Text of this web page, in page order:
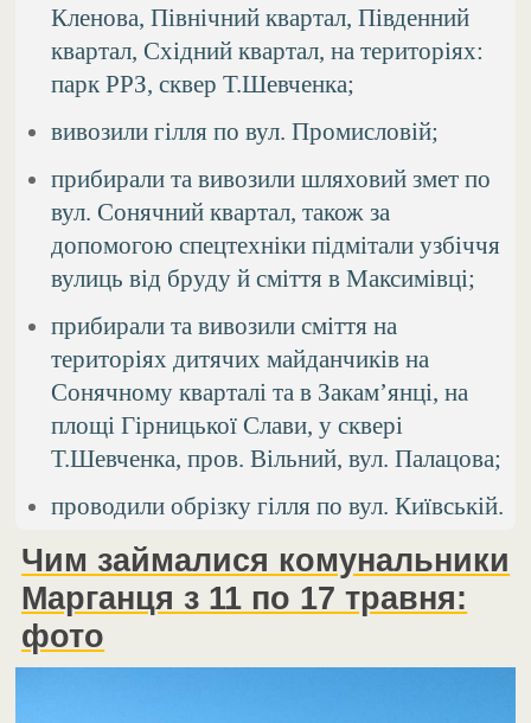
Кленова, Північний квартал, Південний
квартал, Східний квартал, на територіях:
парк РРЗ, сквер Т.Шевченка;
вивозили гілля по вул. Промисловій;
прибирали та вивозили шляховий змет по
вул. Сонячний квартал, також за
допомогою спецтехніки підмітали узбіччя
вулиць від бруду й сміття в Максимівці;
прибирали та вивозили сміття на
територіях дитячих майданчиків на
Сонячному кварталі та в Закам’янці, на
площі Гірницької Слави, у сквері
Т.Шевченка, пров. Вільний, вул. Палацова;
проводили обрізку гілля по вул. Київській.
Чим займалися комунальники
Марганця з 11 по 17 травня:
фото